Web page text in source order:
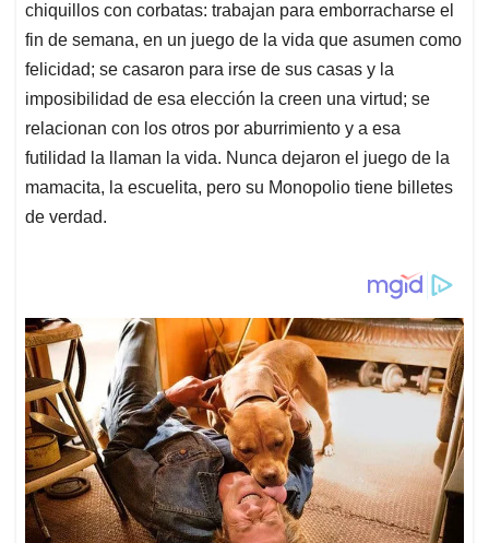
chiquillos con corbatas: trabajan para emborracharse el
fin de semana, en un juego de la vida que asumen como
felicidad; se casaron para irse de sus casas y la
imposibilidad de esa elección la creen una virtud; se
relacionan con los otros por aburrimiento y a esa
futilidad la llaman la vida. Nunca dejaron el juego de la
mamacita, la escuelita, pero su Monopolio tiene billetes
de verdad.